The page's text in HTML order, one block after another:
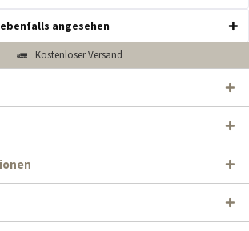
angesehen
Kostenloser Versand